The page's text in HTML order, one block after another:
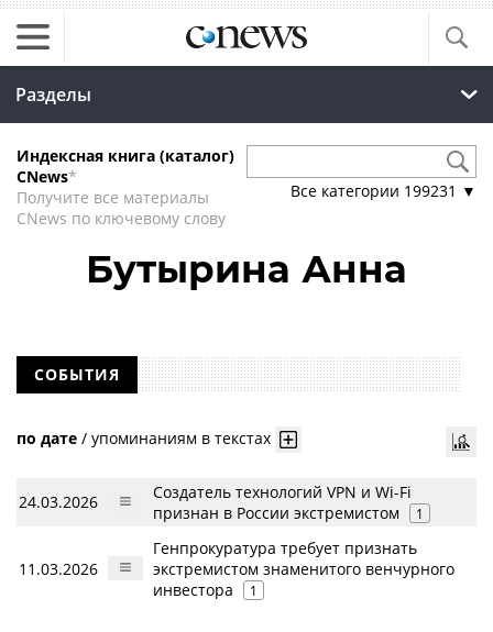
Разделы
Индексная книга (каталог)
CNews*
Получите все материалы
CNews по ключевому слову
Все категории 199231 ▼
Бутырина Анна
СОБЫТИЯ
по дате / упоминаниям в текстах
24.03.2026
Создатель технологий VPN и Wi-Fi
признан в России экстремистом
1
11.03.2026
Генпрокуратура требует признать
экстремистом знаменитого венчурного
инвестора
1